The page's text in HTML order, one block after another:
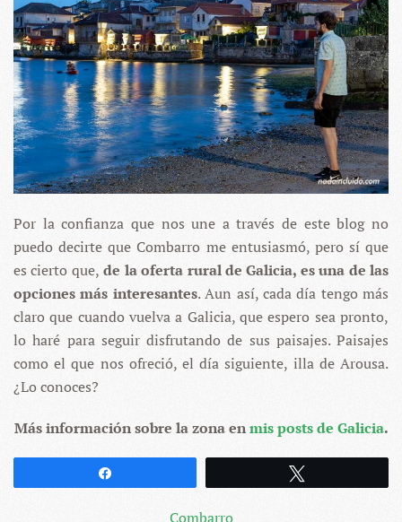
Por la confianza que nos une a través de este blog no
puedo decirte que Combarro me entusiasmó, pero sí que
es cierto que, de la oferta rural de Galicia, es una de las
opciones más interesantes. Aun así, cada día tengo más
claro que cuando vuelva a Galicia, que espero sea pronto,
lo haré para seguir disfrutando de sus paisajes. Paisajes
como el que nos ofreció, el día siguiente, illa de Arousa.
¿Lo conoces?
Más información sobre la zona enmis posts de Galicia.
Combarro